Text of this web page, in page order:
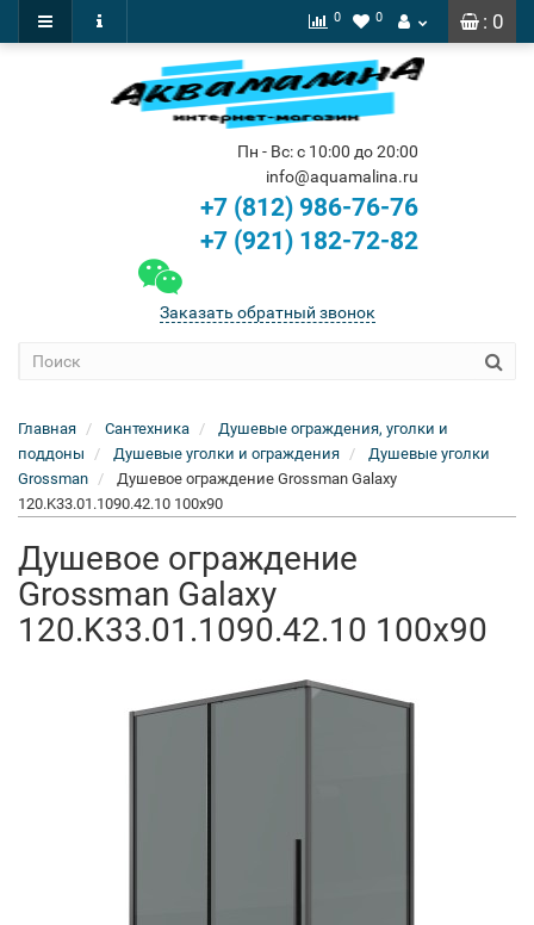
: 0
0 0
Пн - Вс: с 10:00 до 20:00
info@aquamalina.ru
+7 (812) 986-76-76
+7 (921) 182-72-82
Заказать обратный звонок
Главная Сантехника
Душевые ограждения, уголки и
поддоны
Душевые уголки и ограждения
Душевые уголки
Grossman
Душевое ограждение Grossman Galaxy
120.K33.01.1090.42.10 100x90
Душевое ограждение
Grossman Galaxy
120.K33.01.1090.42.10 100x90